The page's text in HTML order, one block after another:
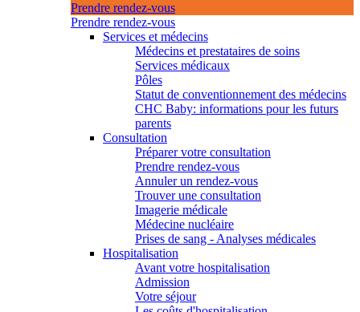
Prendre rendez-vous
Prendre rendez-vous
Services et médecins
Médecins et prestataires de soins
Services médicaux
Pôles
Statut de conventionnement des médecins
CHC Baby: informations pour les futurs
parents
Consultation
Préparer votre consultation
Prendre rendez-vous
Annuler un rendez-vous
Trouver une consultation
Imagerie médicale
Médecine nucléaire
Prises de sang - Analyses médicales
Hospitalisation
Avant votre hospitalisation
Admission
Votre séjour